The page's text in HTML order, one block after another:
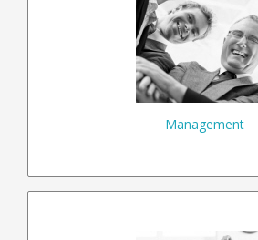
Management
Evaluer
Accompagner
Changer
Optimiser
En savoir plus…